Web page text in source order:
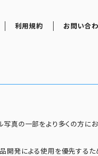
利用規約 お問い合
写真の一部をより多くの方に
開発による使用を優先するた